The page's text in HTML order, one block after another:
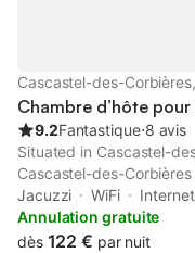
Cascastel-des-
Chambre d’hôte
9.2Fantastique⋅8 avis
Situated in Cascastel-
Cascastel-des-
accommodation, 24 km
28 km from Termes
Jacuzzi WiFi
Internet
Annulation gratuite
dès 122 € par nuit